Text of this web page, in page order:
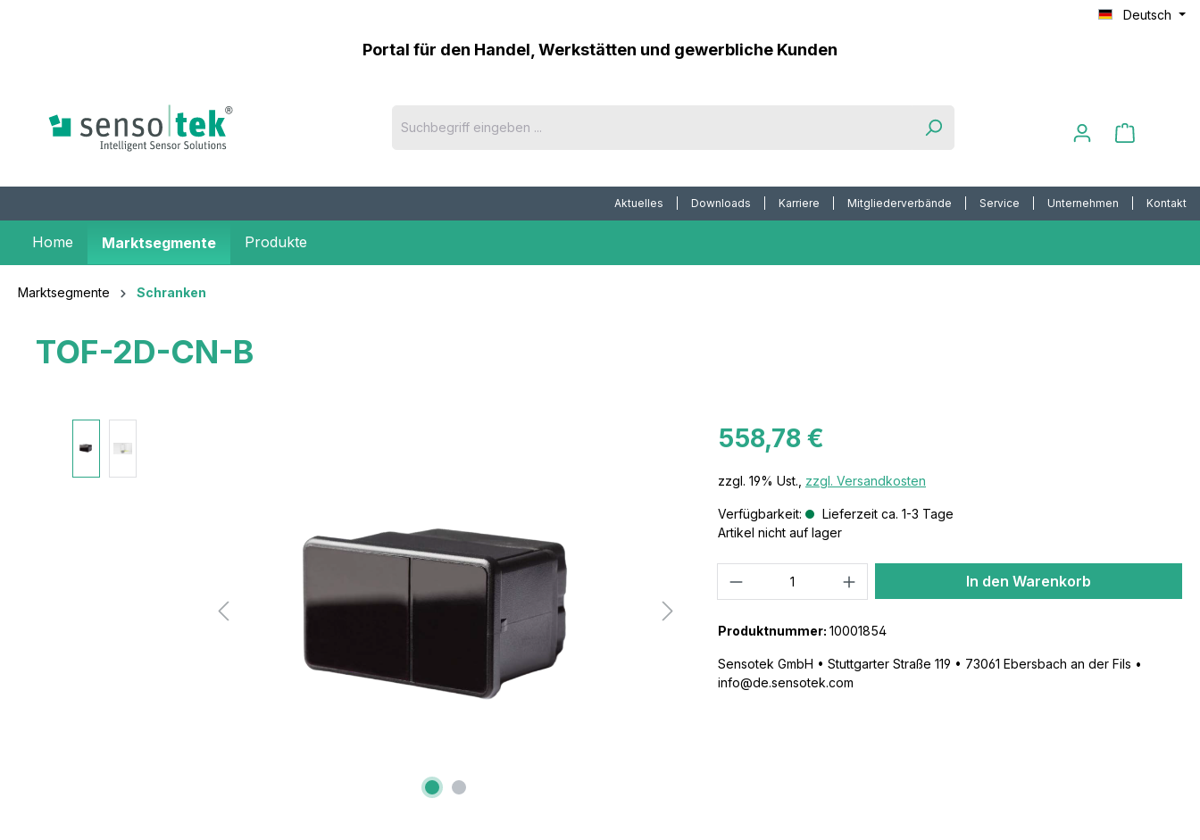
Deutsch
Portal für den Handel, Werkstätten und gewerbliche Kunden
Aktuelles Downloads Karriere Mitgliederverbände Service Unternehmen Kontakt
Home Marktsegmente Produkte
Marktsegmente Schranken
TOF-2D-CN-B
558,78 €
zzgl. 19% Ust., zzgl. Versandkosten
Verfügbarkeit:
Lieferzeit ca. 1-3 Tage
Artikel nicht auf lager
In den Warenkorb
Produktnummer: 10001854
Sensotek GmbH • Stuttgarter Straße 119 • 73061 Ebersbach an der Fils •
info@de.sensotek.com